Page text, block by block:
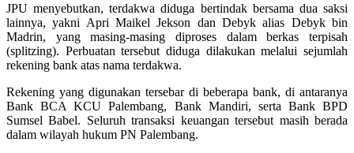
JPU menyebutkan, terdakwa diduga bertindak bersama dua saksi
lainnya, yakni Apri Maikel Jekson dan Debyk alias Debyk bin
Madrin, yang masing-masing diproses dalam berkas terpisah
(splitzing). Perbuatan tersebut diduga dilakukan melalui sejumlah
rekening bank atas nama terdakwa.
Rekening yang digunakan tersebar di beberapa bank, di antaranya
Bank BCA KCU Palembang, Bank Mandiri, serta Bank BPD
Sumsel Babel. Seluruh transaksi keuangan tersebut masih berada
dalam wilayah hukum PN Palembang.